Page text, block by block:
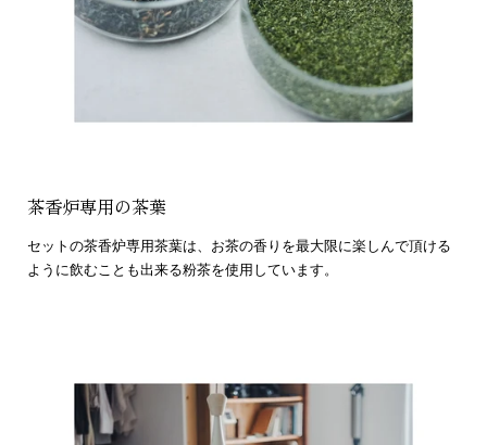
茶香炉専用の茶葉
セットの茶香炉専用茶葉は、お茶の香りを最大限に楽しんで頂ける
ように飲むことも出来る粉茶を使用しています。